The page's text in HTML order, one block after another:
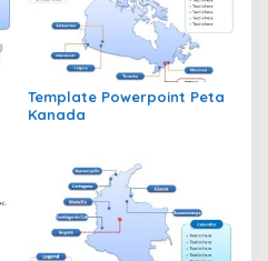
Template Powerpoint Peta
Kanada